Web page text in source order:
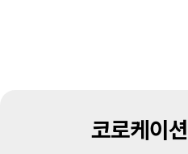
코로케이션